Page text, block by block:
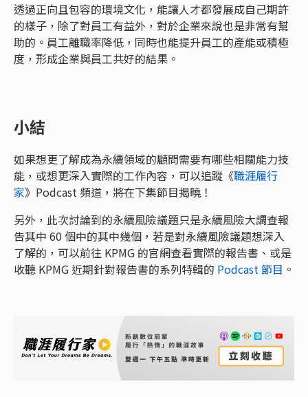
透過正向且包容的環境文化，能讓人才都發展成自己期許
的樣子，除了對員工有益外，對於企業來說也是非常有幫
助的。員工離職率降低，同時也能提升員工的產能或積極
度，形成企業與員工共好的結果。
小結
如果想更了解成為永續領域的顧問需要有哪些相關能力技
能，或想更深入實際的工作內容，可以追蹤《職涯履行
家》Podcast 頻道，將在下集節目揭曉！
另外，此次討論到的永續風險議題只是永續風險大調查報
告其中 60 個中的其中幾個，若是對永續風險議題想深入
了解的，可以前往 KPMG 的官網查看實際的報告書、或是
收聽 KPMG 近期針對報告書的系列特輯的 Podcast 節目 。